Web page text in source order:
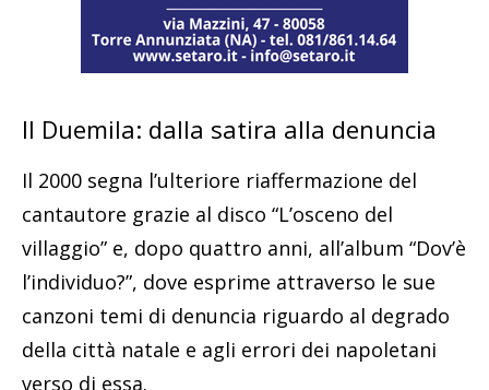
Il Duemila: dalla satira alla denuncia
Il 2000 segna l’ulteriore riaffermazione del
cantautore grazie al disco “L’osceno del
villaggio” e, dopo quattro anni, all’album “Dov’è
l’individuo?”, dove esprime attraverso le sue
canzoni temi di denuncia riguardo al degrado
della città natale e agli errori dei napoletani
verso di essa.